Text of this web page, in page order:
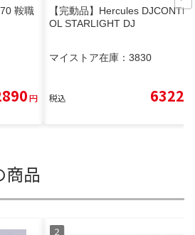
鞍職
円
【完動品】Hercules DJCONTR
OL STARLIGHT DJ
マイストア在庫： 3830
税込 6322
商品